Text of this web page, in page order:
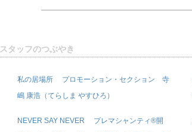
スタッフのつぶやき
私の居場所 プロモーション・セクション 寺
嶋 康浩（てらしま やすひろ）
NEVER SAY NEVER プレマシャンティ®開